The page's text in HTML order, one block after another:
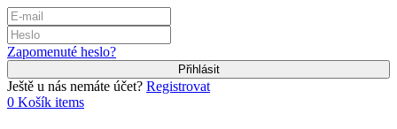
Zapomenuté heslo?
Přihlásit
Ještě u nás nemáte účet? Registrovat
0 Košík items